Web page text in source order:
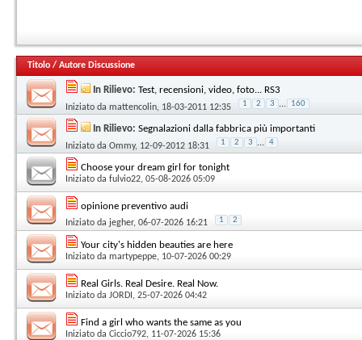
Titolo / Autore Discussione
In Rilievo: Test, recensioni, video, foto... RS3
Iniziato da mattencolin, 18-03-2011 12:35 1 2 3 ... 160
In Rilievo: Segnalazioni dalla fabbrica più importanti
Iniziato da Ommy, 12-09-2012 18:31 1 2 3 ... 4
Choose your dream girl for tonight
Iniziato da fulvio22, 05-08-2026 05:09
opinione preventivo audi
Iniziato da jegher, 06-07-2026 16:21 1 2
Your city's hidden beauties are here
Iniziato da martypeppe, 10-07-2026 00:29
Real Girls. Real Desire. Real Now.
Iniziato da JORDI , 25-07-2026 04:42
Find a girl who wants the same as you
Iniziato da Ciccio792, 11-07-2026 15:36